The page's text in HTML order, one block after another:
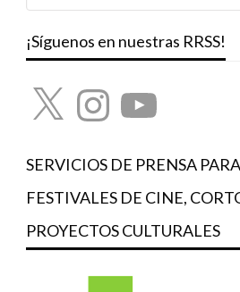
¡Síguenos en nuestras RRSS!
X InstagramYouTube
SERVICIOS DE PRENSA
FESTIVALES DE CINE,
PROYECTOS CULTURALES